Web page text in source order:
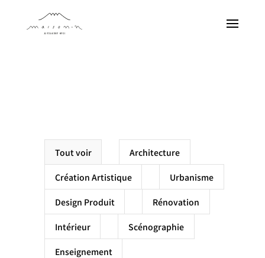
EN
FR
JA
Tout voir Architecture
Création Artistique Urbanisme
Design Produit Rénovation
Intérieur Scénographie
Enseignement